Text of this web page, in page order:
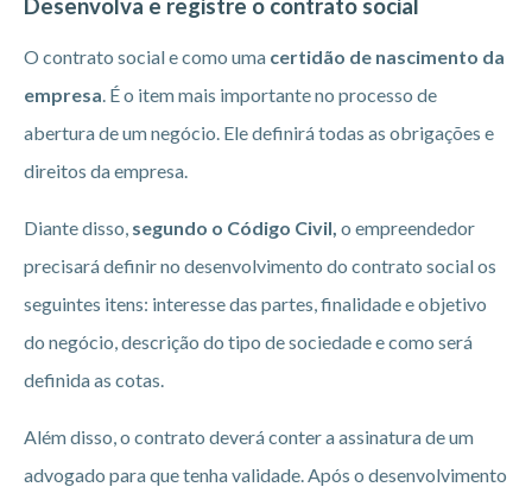
Desenvolva e registre o contrato social
O contrato social e como uma certidão de nascimento da
empresa. É o item mais importante no processo de
abertura de um negócio. Ele definirá todas as obrigações e
direitos da empresa.
Diante disso, segundo o Código Civil, o empreendedor
precisará definir no desenvolvimento do contrato social os
seguintes itens: interesse das partes, finalidade e objetivo
do negócio, descrição do tipo de sociedade e como será
definida as cotas.
Além disso, o contrato deverá conter a assinatura de um
advogado para que tenha validade. Após o desenvolvimento